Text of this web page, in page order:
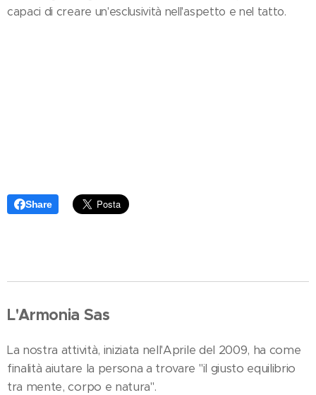
capaci di creare un'esclusività nell'aspetto e nel tatto.
Share
L'Armonia Sas
La nostra attività, iniziata nell'Aprile del 2009, ha come
finalità aiutare la persona a trovare "il giusto equilibrio
tra mente, corpo e natura".